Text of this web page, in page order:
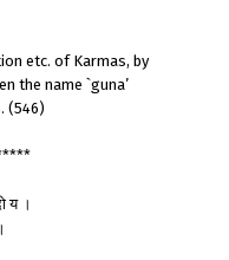
etc. of Karmas, by
the name `guna’
(546)
य ।